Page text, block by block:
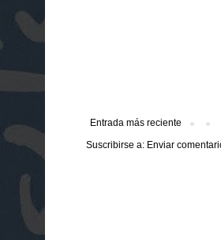
Entrada más reciente
Suscribirse a: Enviar